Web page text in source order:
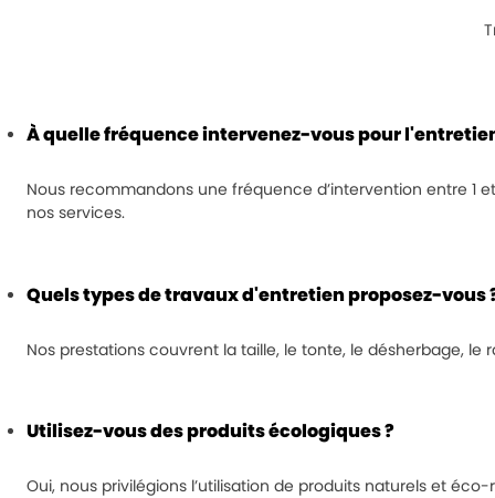
À quelle fréquence intervenez-vous pour
Nous recommandons une fréquence d’intervention entre 1
nos services.
Quels types de travaux d'entretien proposez-vous
Nos prestations couvrent la taille, le tonte, le désherbage, le
Utilisez-vous des produits écologiques ?
Oui, nous privilégions l’utilisation de produits naturels et